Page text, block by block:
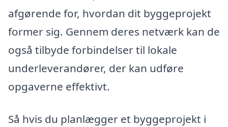
afgørende for, hvordan dit byggeprojekt
former sig. Gennem deres netværk kan de
også tilbyde forbindelser til lokale
underleverandører, der kan udføre
opgaverne effektivt.
Så hvis du planlægger et byggeprojekt i